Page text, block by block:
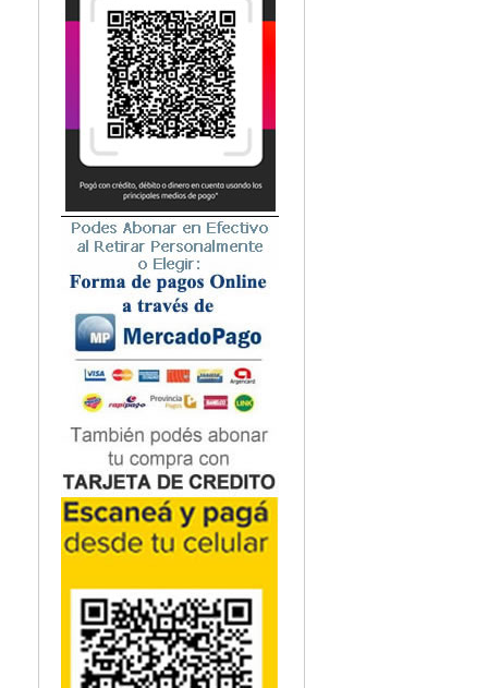
Inmunología
Instrumentación Quirurgica
Medicina del Deporte / Rehabilitación
Medicina Emergencias / Urgencias
Medicina Forense / Legal
Medicina General
Medicina Interna
Microbiología
Nefrología
Neonatología / Pediatría
Neumología
Neuroanatomía / Neurociencia
Neurocirugía
Neurología
Nutrición
Odontología
Oftalmología
Oncología / Cuidados Paliativos
Ortopedía / Traumatología
Osteopatía
Otorrinolaringología
Podología
Psicología
Psiquiatría
Química